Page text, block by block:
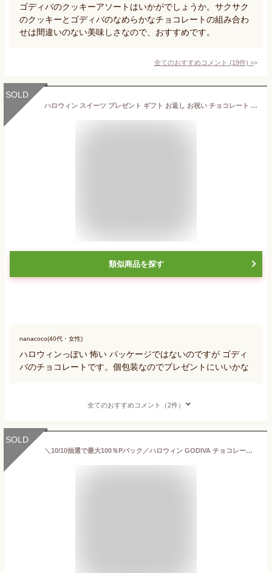
ゴディバのクッキーアソートはいかがでしょうか。サクサク
のクッキーとゴディバのなめらかなチョコレートの組み合わ
せは間違いのない美味しさなので、おすすめです。
全てのおすすめコメント (19件) >
SOLD
ハロウィン スイーツ プレゼント ギフト お返し お祝い チョコレート ゴディバ (GODIVA)ゴディバ ハロウィン G キューブ アソートメント（6粒入）
類似商品を探す
nanacoco(40代・女性)
ハロウィンっぽい 怖い パッケージではないのですが ゴディ
バのチョコレートです。個包装なのでプレゼントにいいかな
全てのおすすめコメント（2件）
SOLD
＼10/10抽選で最大100％Pバック／ハロウィン GODIVA チョコレート ゴディバ ハロウィン ポップアップボックス(9粒入) 205818 ハロウィーン チョコ お菓子 かわいい お礼 菓子折り 焼き菓子 スイーツ 詰め合わせ セット 内祝い お返し ギフト プレゼント お土産